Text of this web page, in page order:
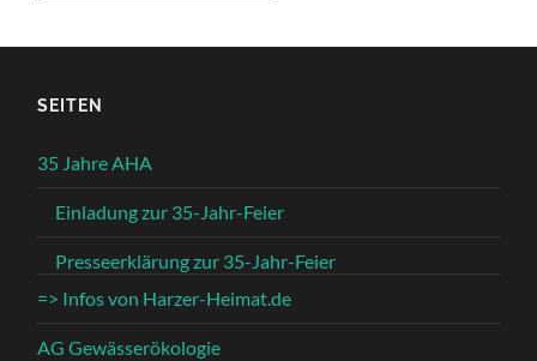
SEITEN
35 Jahre AHA
Einladung zur 35-Jahr-Feier
Presseerklärung zur 35-Jahr-Feier
=> Infos von Harzer-Heimat.de
AG Gewässerökologie